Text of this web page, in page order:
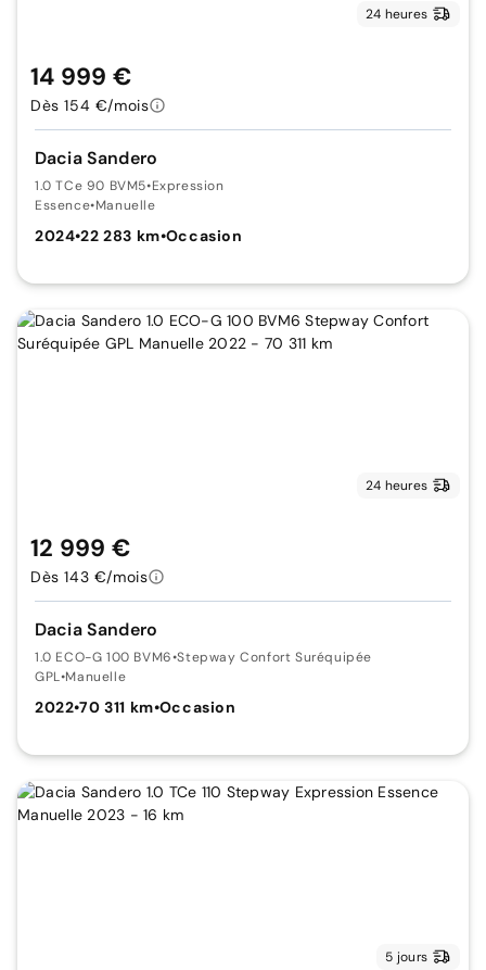
24 heures
Dacia Sandero
1.0 TCe 90 BVM5•Expression
Essence•Manuelle
2024•22 283 km•Occasion
14 999 €
Dès 154 €/mois
24 heures
Dacia Sandero
1.0 ECO-G 100 BVM6•Stepway Confort Suréquipée
GPL•Manuelle
2022•70 311 km•Occasion
12 999 €
Dès 143 €/mois
5 jours